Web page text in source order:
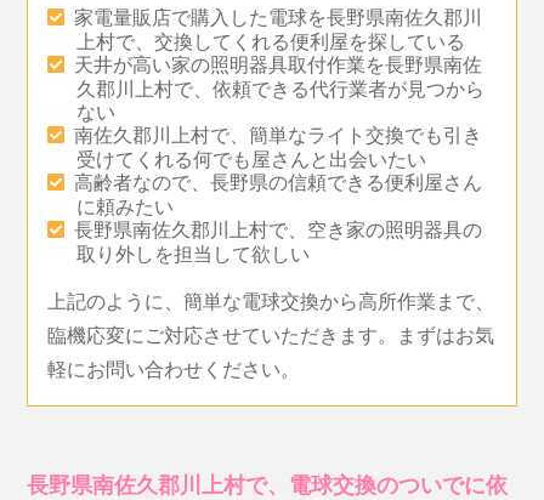
家電量販店で購入した電球を長野県南佐久郡川
上村で、交換してくれる便利屋を探している
天井が高い家の照明器具取付作業を長野県南佐
久郡川上村で、依頼できる代行業者が見つから
ない
南佐久郡川上村で、簡単なライト交換でも引き
受けてくれる何でも屋さんと出会いたい
高齢者なので、長野県の信頼できる便利屋さん
に頼みたい
長野県南佐久郡川上村で、空き家の照明器具の
取り外しを担当して欲しい
上記のように、簡単な電球交換から高所作業まで、
臨機応変にご対応させていただきます。まずはお気
軽にお問い合わせください。
長野県南佐久郡川上村で、電球交換のついでに依